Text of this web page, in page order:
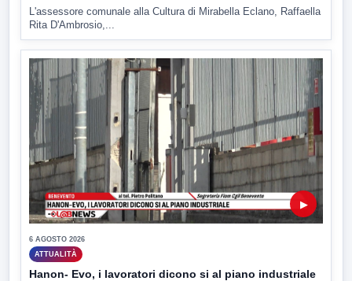
L'assessore comunale alla Cultura di Mirabella Eclano, Raffaella
Rita D'Ambrosio,...
▶
6 AGOSTO 2026
ATTUALITÀ
Hanon- Evo, i lavoratori dicono si al piano industriale